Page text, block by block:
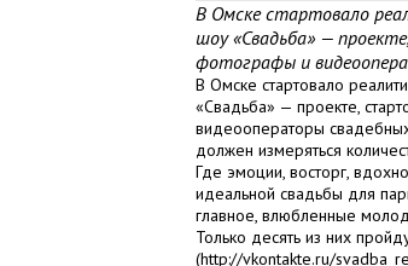
В Омске стартовало
шоу «Свадьба» —
фотографы и
В Омске стартовало
«Свадьба» — проекте,
видеооператоры
должен измеряться
Где эмоции, восторг,
идеальной свадьбы для
главное, влюбленные
Только десять из них
(http://vkontakte.ru/